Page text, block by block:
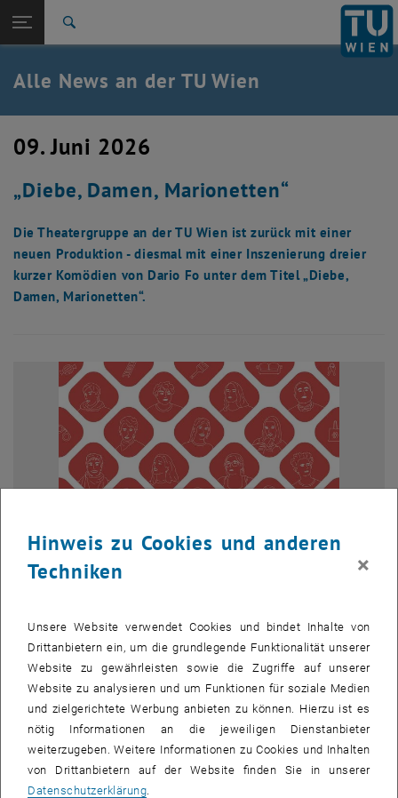
TU Login
Quicklinks
Quicklinks-Menü umschalten
Studium
Karriere
Zurück: Subseiten von TU Wien Startseite auflisten
Zurück zur letzten Ebene:
TU Wien Startseite
Übersicht
Alle News an der TU Wien
09. Juni 2026
„Diebe, Damen, Marionetten“
Die Theatergruppe an der TU Wien ist zurück mit einer
neuen Produktion - diesmal mit einer Inszenierung dreier
kurzer Komödien von Dario Fo unter dem Titel „Diebe,
Damen, Marionetten“.
Die Theatergruppe an der TU Wien (ehem. Physikertheater) hat sich
einer weiteren Herausforderung gestellt. Mit neuer kreativer Energie,
mitgebracht von dem zahlreichen Neuzuwachs nach
„Physiker*innen spielen: Die Physiker“ im November 2025, führen
wir nun drei Kurzstücke unter dem Titel „Diebe, Damen, Marionetten“
auf und ehren damit Dario Fos 100. Geburtstag. Seine
gesellschaftskritische Stimme erhält bis heute im gesamten
Hinweis zu Cookies und anderen
Techniken
×
Unsere Website verwendet Cookies und bindet Inhalte von
Drittanbietern ein, um die grundlegende Funktionalität unserer
Website zu gewährleisten sowie die Zugriffe auf unserer
Website zu analysieren und um Funktionen für soziale Medien
und zielgerichtete Werbung anbieten zu können. Hierzu ist es
nötig Informationen an die jeweiligen Dienstanbieter
weiterzugeben. Weitere Informationen zu Cookies und Inhalten
von Drittanbietern auf der Website finden Sie in unserer
Datenschutzerklärung.